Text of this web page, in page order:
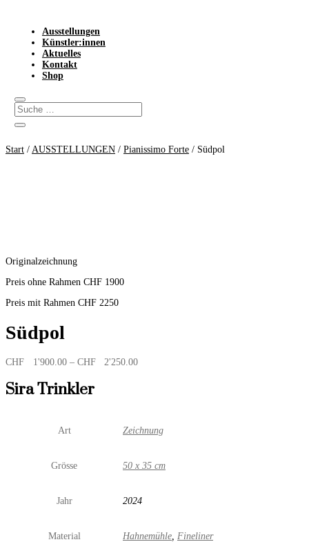
Ausstellungen
Künstler:innen
Aktuelles
Kontakt
Shop
Start / AUSSTELLUNGEN / Pianissimo Forte / Südpol
Originalzeichnung
Preis ohne Rahmen CHF 1900
Preis mit Rahmen CHF 2250
Südpol
CHF 1'900.00 – CHF 2'250.00Preisspanne:
Sira Trinkler
Art Zeichnung
Grösse 50 x 35 cm
Jahr 2024
Material Hahnemühle Fineliner